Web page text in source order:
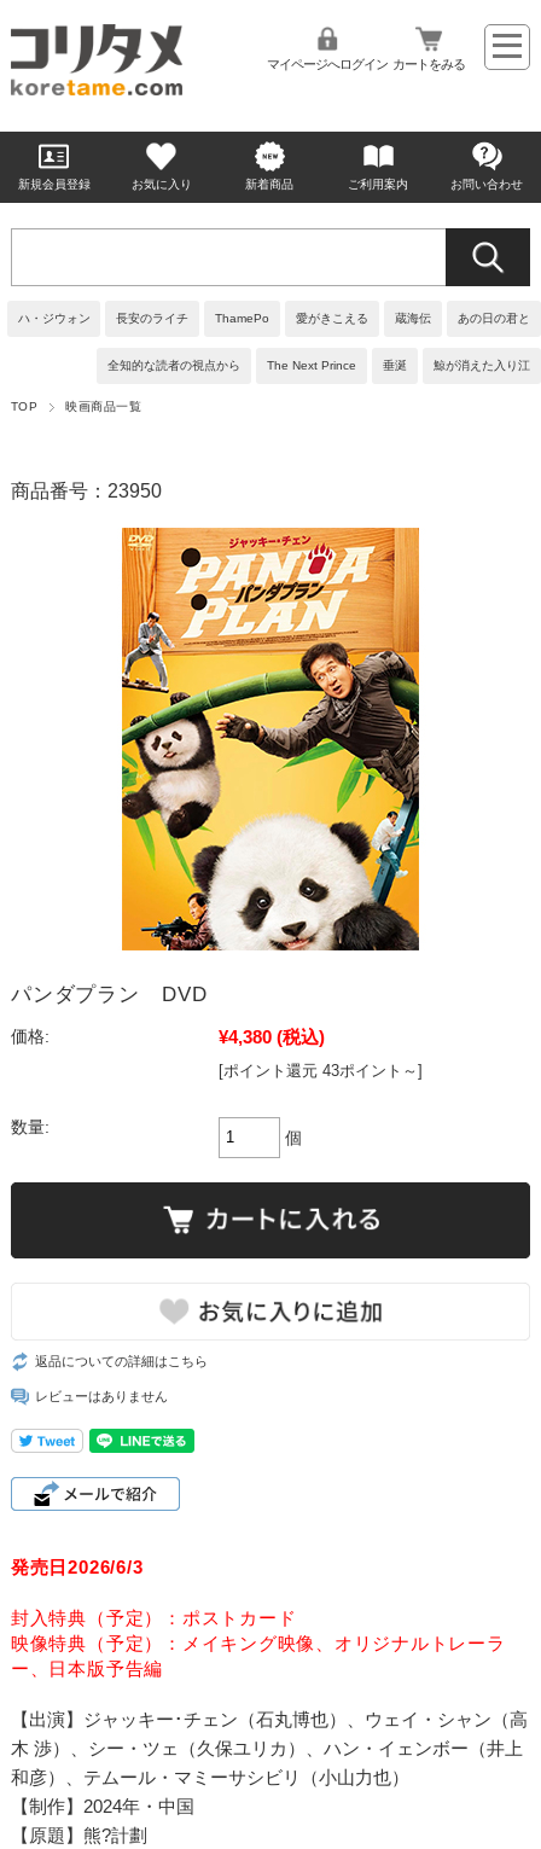
マイページへログイン カートをみる
新規会員登録 お気に入り 新着商品 ご利用案内 お問い合わせ
ハ・ジウォン 長安のライチ ThamePo 愛がきこえる 蔵海伝 あの日の君と
全知的な読者の視点から The Next Prince 垂涎 鯨が消えた入り江
TOP 映画商品一覧
商品番号：23950
パンダプラン DVD
価格: ¥4,380 (税込)
[ポイント還元 43ポイント～]
数量:
個
返品についての詳細はこちら
レビューはありません
発売日2026/6/3
封入特典（予定）：ポストカード
映像特典（予定）：メイキング映像、オリジナルトレーラ
ー、日本版予告編
【出演】ジャッキー･チェン（石丸博也）、ウェイ・シャン（高
木 渉）、シー・ツェ（久保ユリカ）、ハン・イェンボー（井上
和彦）、テムール・マミーサシビリ（小山力也）
【制作】2024年・中国
【原題】熊?計劃